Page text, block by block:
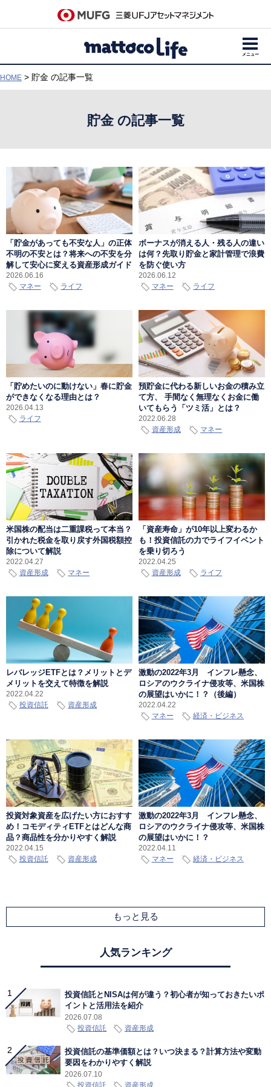
メニュー
HOME > 貯金 の記事一覧
貯金 の記事一覧
「貯金があっても不安な人」の正体
不明の不安とは？将来への不安を分
解して安心に変える資産形成ガイド
2026.06.16
マネー ライフ
ボーナスが消える人・残る人の違い
は何？先取り貯金と家計管理で浪費
を防ぐ使い方
2026.06.12
マネー ライフ
「貯めたいのに動けない」春に貯金
ができなくなる理由とは？
2026.04.13
ライフ
預貯金に代わる新しいお金の積み立
て方、 手間なく無理なくお金に働
いてもらう「ツミ活」とは？
2022.06.28
資産形成 マネー
米国株の配当は二重課税って本当？
引かれた税金を取り戻す外国税額控
除について解説
2022.04.27
資産形成 マネー
「資産寿命」が10年以上変わるか
も！投資信託の力でライフイベント
を乗り切ろう
2022.04.25
資産形成 ライフ
レバレッジETFとは？メリットとデ
メリットを交えて特徴を解説
2022.04.22
投資信託 資産形成
激動の2022年3月 インフレ懸念、
ロシアのウクライナ侵攻等、米国株
の展望はいかに！？（後編）
2022.04.22
マネー 経済・ビジネス
投資対象資産を広げたい方におすす
め！コモディティETFとはどんな商
品？商品性を分かりやすく解説
2022.04.15
投資信託 資産形成
激動の2022年3月 インフレ懸念、
ロシアのウクライナ侵攻等、米国株
の展望はいかに！？
2022.04.11
マネー 経済・ビジネス
もっと見る
人気ランキング
投資信託とNISAは何が違う？初心者が知っておきたいポ
イントと活用法を紹介
2026.07.08
投資信託 資産形成
投資信託の基準価額とは？いつ決まる？計算方法や変動
要因をわかりやすく解説
2026.07.10
投資信託 資産形成